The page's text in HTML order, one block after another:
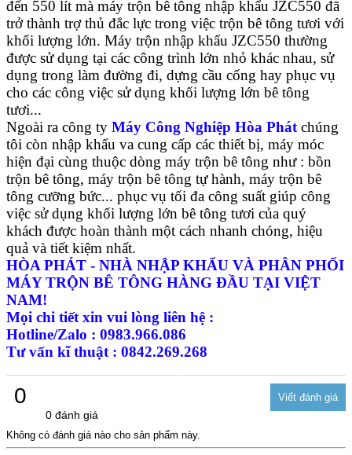
đến 550 lít mà máy trộn bê tông nhập khẩu JZC550 đã
trở thành trợ thủ đắc lực trong việc trộn bê tông tươi với
khối lượng lớn. Máy trộn nhập khẩu JZC550 thường
được sử dụng tại các công trình lớn nhỏ khác nhau, sử
dụng trong làm đường đi, dựng cầu cống hay phục vụ
cho các công việc sử dụng khối lượng lớn bê tông
tươi...
Ngoài ra công ty Máy Công Nghiệp Hòa Phát chúng
tôi còn nhập khẩu va cung cấp các thiết bị, máy móc
hiện đại cùng thuộc dòng máy trộn bê tông như : bồn
trộn bê tông, máy trộn bê tông tự hành, máy trộn bê
tông cưỡng bức... phục vụ tối đa công suất giúp công
việc sử dụng khối lượng lớn bê tông tươi của quý
khách được hoàn thành một cách nhanh chóng, hiệu
quả và tiết kiệm nhất.
HÒA PHÁT - NHÀ NHẬP KHẨU VÀ PHÂN PHỐI
MÁY TRỘN BÊ TÔNG HÀNG ĐẦU TẠI VIỆT
NAM!
Mọi chi tiết xin vui lòng liên hệ :
Hotline/Zalo : 0983.966.086
Tư vấn kĩ thuật : 0842.269.268
0
0 đánh giá
Không có đánh giá nào cho sản phẩm này.